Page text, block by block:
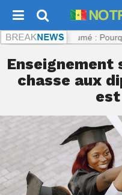
: Viol présumé : Pourquoi
Enseignement
chasse aux